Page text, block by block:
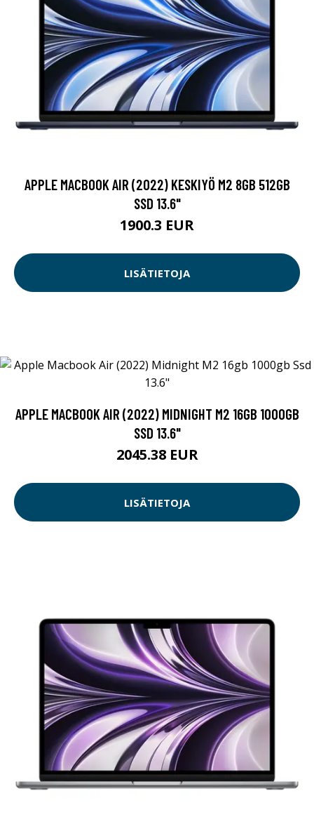
APPLE MACBOOK AIR (2022) KESKIYÖ M2 8GB 512GB
SSD 13.6"
1900.3 EUR
LISÄTIETOJA
APPLE MACBOOK AIR (2022) MIDNIGHT M2 16GB 1000GB
SSD 13.6"
2045.38 EUR
LISÄTIETOJA